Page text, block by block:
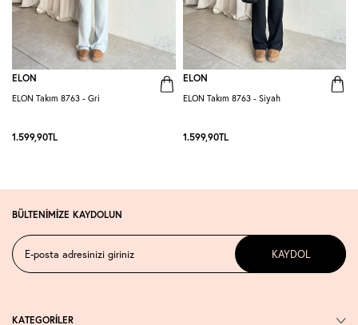
ELON
ELON Takım 8763 - Gri
1.599,90TL
ELON
ELON Takım 8763 - Siyah
1.599,90TL
BÜLTENİMİZE KAYDOLUN
KAYDOL
KATEGORİLER